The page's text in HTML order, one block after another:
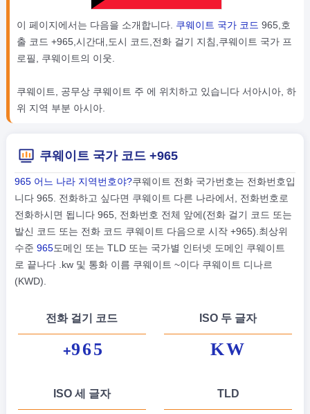
이 페이지에서는 다음을 소개합니다. 쿠웨이트 국가 코드 965,호
출 코드 +965,시간대,도시 코드,전화 걸기 지침,쿠웨이트 국가 프
로필, 쿠웨이트의 이웃.
쿠웨이트, 공무상 쿠웨이트 주 에 위치하고 있습니다 서아시아, 하
위 지역 부분 아시아.
쿠웨이트 국가 코드 +965
965 어느 나라 지역번호야?쿠웨이트 전화 국가번호는 전화번호입
니다 965. 전화하고 싶다면 쿠웨이트 다른 나라에서, 전화번호로
전화하시면 됩니다 965, 전화번호 전체 앞에(전화 걸기 코드 또는
발신 코드 또는 전화 코드 쿠웨이트 다음으로 시작 +965).최상위
수준 965도메인 또는 TLD 또는 국가별 인터넷 도메인 쿠웨이트
로 끝나다 .kw 및 통화 이름 쿠웨이트 ~이다 쿠웨이트 디나르
(KWD).
전화 걸기 코드
+965
ISO 두 글자
KW
ISO 세 글자 TLD